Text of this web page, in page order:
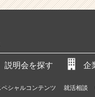
説明会を探す 企
ペシャルコンテンツ 就活相談